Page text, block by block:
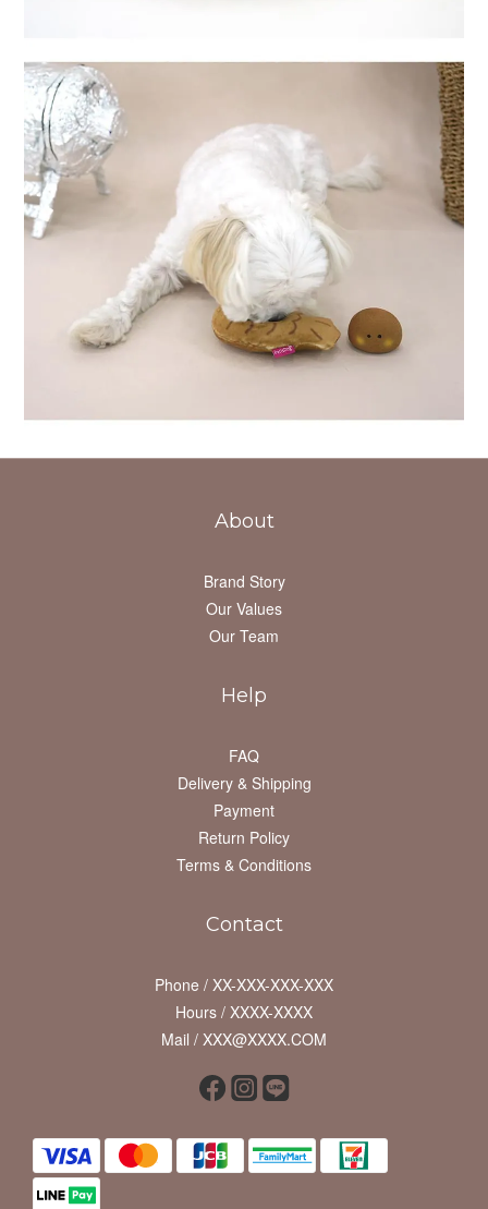
About
Brand Story
Our Values
Our Team
Help
FAQ
Delivery & Shipping
Payment
Return Policy
Terms & Conditions
Contact
Phone / XX-XXX-XXX-XXX
Hours / XXXX-XXXX
Mail / XXX@XXXX.COM